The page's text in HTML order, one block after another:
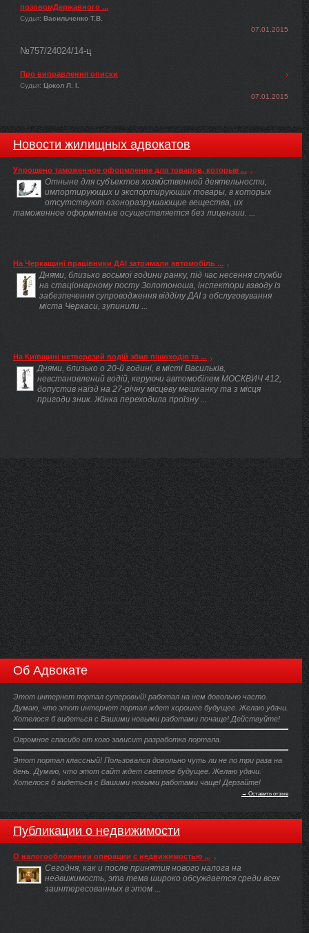
позовомДержавного ...
Судья: Васильченко Т.В.
07.01.2015
№757/24024/14-ц
Про виправлення описки
Судья: Цокол Л. І.
07.01.2015
Новости жилищных адвокатов
Упрощено таможенное оформление для товаров, которые ...
Отныне для субъектов хозяйственной деятельности,
импортирующих и экспортирующих товары, в которых
отсутствуют озоноразрушающие вещества, их
таможенное оформление осуществляется без лицензии. ...
На Черкащині працівники ДАІ затримали автомобіль ...
Днями, близько восьмої години ранку, під час несення служби
на стаціонарному посту Золотоноша, інспектори взводу із
забезпечення супроводження відділу ДАІ з обслуговування
міста Черкаси, зупинили ...
На Київщині нетверезий водій збив пішоходів та ...
Днями, близько о 20-й годині, в місті Васильків,
невстановлений водій, керуючи автомобілем МОСКВИЧ 412,
допустив наїзд на 27-річну місцеву мешканку та з місця
пригоди зник. Жінка переходила проїзну ...
Об Адвокате
Этот интернет портал суперовый! работал на нем довольно часто.
Думаю, что этот интернет портал ждет хорошее будущее. Желаю удачи.
Хотелося б видеться с Вашими новыми работами почаще! Действуйте!
Огромное спасибо от кого зависит разработка портала.
Этот портал классный! Пользовался довольно чуть ли не по три раза на
день. Думаю, что этот сайт ждет светлое будущее. Желаю удачи.
Хотелося б видеться с Вашими новыми работами чаще! Дерзайте!
→ Оставить отзыв
Публикации о недвижимости
О налогообложении операции с недвижимостью ...
Сегодня, как и после принятия нового налога на
недвижимость, эта тема широко обсуждается среди всех
заинтересованных в этом ...